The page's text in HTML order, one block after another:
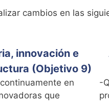
cambios en las
innovación e
(Objetivo 9)
en
que
-